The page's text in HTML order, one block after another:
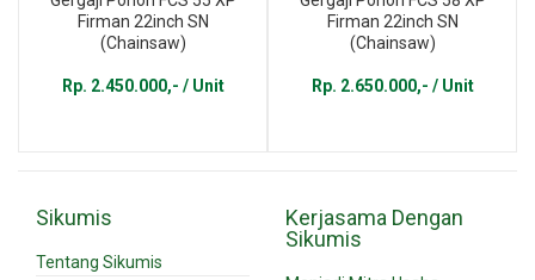
Firman 22inch SN
(Chainsaw)
Rp. 2.450.000,- / Unit
Firman 22inch SN
(Chainsaw)
Rp. 2.650.000,- / Unit
Sikumis
Tentang Sikumis
Kerjasama Dengan
Sikumis